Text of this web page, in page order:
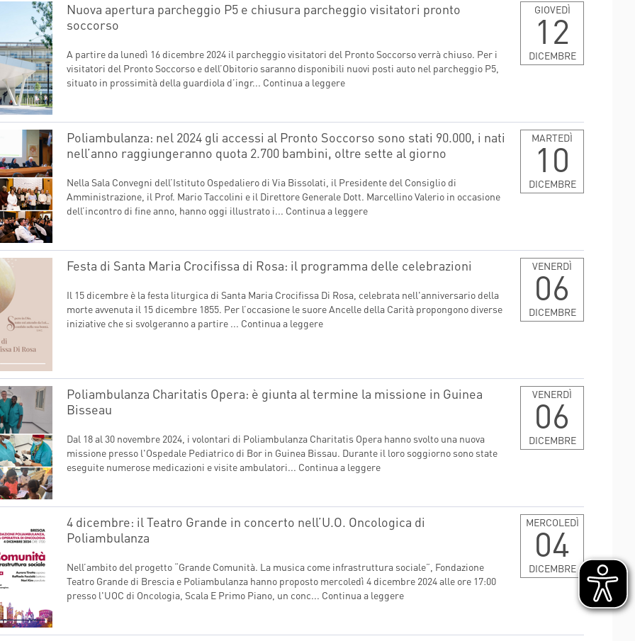
Nuova apertura parcheggio P5 e chiusura parcheggio visitatori pronto
soccorso
A partire da lunedì 16 dicembre 2024 il parcheggio visitatori del Pronto Soccorso verrà chiuso. Per i
visitatori del Pronto Soccorso e dell’Obitorio saranno disponibili nuovi posti auto nel parcheggio P5,
situato in prossimità della guardiola d’ingr... Continua a leggere
GIOVEDÌ
12
DICEMBRE
Poliambulanza: nel 2024 gli accessi al Pronto Soccorso sono stati 90.000, i nati
nell’anno raggiungeranno quota 2.700 bambini, oltre sette al giorno
Nella Sala Convegni dell’Istituto Ospedaliero di Via Bissolati, il Presidente del Consiglio di
Amministrazione, il Prof. Mario Taccolini e il Direttore Generale Dott. Marcellino Valerio in occasione
dell’incontro di fine anno, hanno oggi illustrato i... Continua a leggere
MARTEDÌ
10
DICEMBRE
Festa di Santa Maria Crocifissa di Rosa: il programma delle celebrazioni
Il 15 dicembre è la festa liturgica di Santa Maria Crocifissa Di Rosa, celebrata nell'anniversario della
morte avvenuta il 15 dicembre 1855. Per l’occasione le suore Ancelle della Carità propongono diverse
iniziative che si svolgeranno a partire ... Continua a leggere
VENERDÌ
06
DICEMBRE
Poliambulanza Charitatis Opera: è giunta al termine la missione in Guinea
Bisseau
Dal 18 al 30 novembre 2024, i volontari di Poliambulanza Charitatis Opera hanno svolto una nuova
missione presso l'Ospedale Pediatrico di Bor in Guinea Bissau. Durante il loro soggiorno sono state
eseguite numerose medicazioni e visite ambulatori... Continua a leggere
VENERDÌ
06
DICEMBRE
4 dicembre: il Teatro Grande in concerto nell’U.O. Oncologica di
Poliambulanza
Nell’ambito del progetto “Grande Comunità. La musica come infrastruttura sociale”, Fondazione
Teatro Grande di Brescia e Poliambulanza hanno proposto mercoledì 4 dicembre 2024 alle ore 17:00
presso l'UOC di Oncologia, Scala E Primo Piano, un conc... Continua a leggere
MERCOLEDÌ
04
DICEMBRE